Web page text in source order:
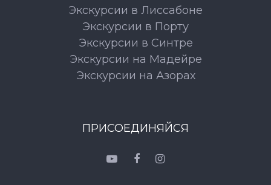
Экскурсии в Лиссабоне
Экскурсии в Порту
Экскурсии в Синтре
Экскурсии на Мадейре
Экскурсии на Азорах
ПРИСОЕДИНЯЙСЯ